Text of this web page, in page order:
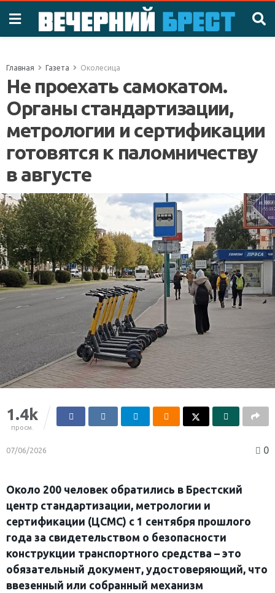
Главная Газета Околесица
Не проехать самокатом.
Органы стандартизации,
метрологии и сертификации
готовятся к паломничеству
в августе
1.4k
просм.
07/06/2026 0
Около 200 человек обратились в Брестский
центр стандартизации, метрологии и
сертификации (ЦСМС) с 1 сентября прошлого
года за свидетельством о безопасности
конструкции транспортного средства – это
обязательный документ, удостоверяющий, что
ввезенный или собранный механизм